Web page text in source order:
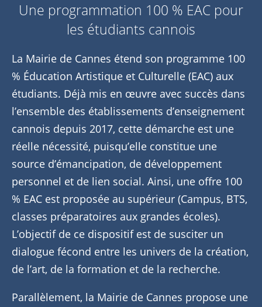
Une programmation 100 % EAC pour
les étudiants cannois
La Mairie de Cannes étend son programme 100
% Éducation Artistique et Culturelle (EAC) aux
étudiants. Déjà mis en œuvre avec succès dans
l’ensemble des établissements d’enseignement
cannois depuis 2017, cette démarche est une
réelle nécessité, puisqu’elle constitue une
source d’émancipation, de développement
personnel et de lien social. Ainsi, une offre 100
% EAC est proposée au supérieur (Campus, BTS,
classes préparatoires aux grandes écoles).
L’objectif de ce dispositif est de susciter un
dialogue fécond entre les univers de la création,
de l’art, de la formation et de la recherche.
Parallèlement, la Mairie de Cannes propose une